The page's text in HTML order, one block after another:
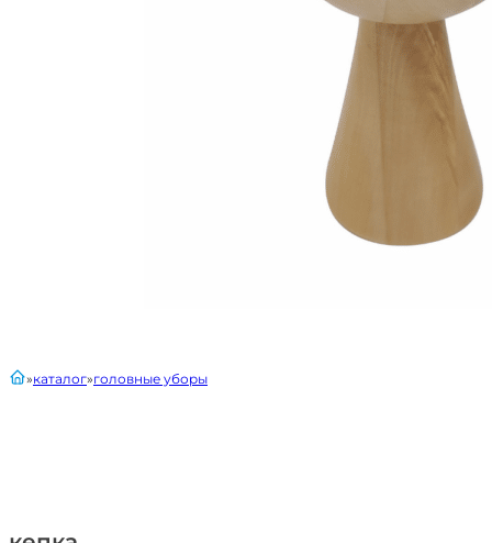
главнаякаталог головные уборы